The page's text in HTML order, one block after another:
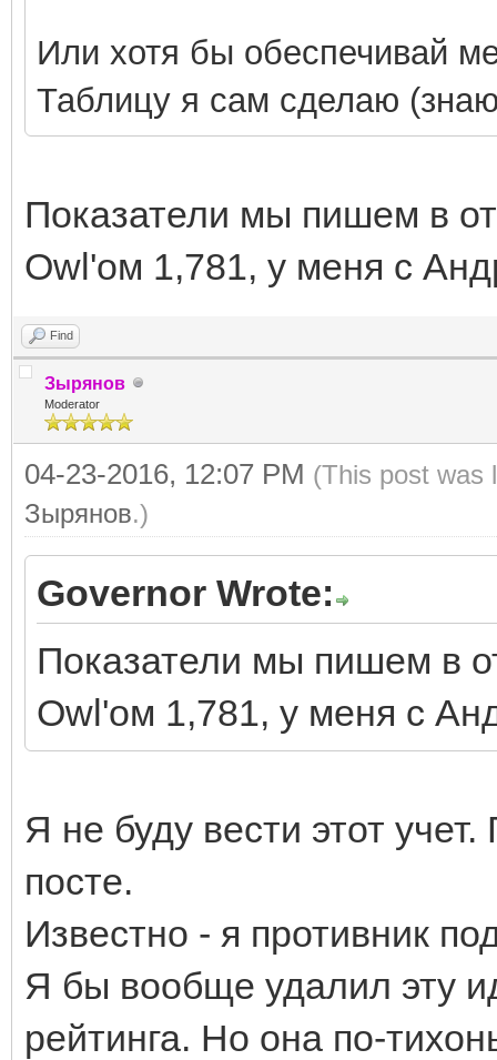
Или хотя бы обеспечивай
Таблицу я сам сделаю
Показатели мы пишем в
Owl'ом 1,781, у меня с
Find
Зырянов
Moderator
04-23-2016, 12:07 PM (This post was
Зырянов.)
Governor Wrote:
Показатели мы пишем в
Owl'ом 1,781, у меня с
Я не буду вести этот
посте.
Известно - я противник
Я бы вообще удалил эту
рейтинга. Но она по-